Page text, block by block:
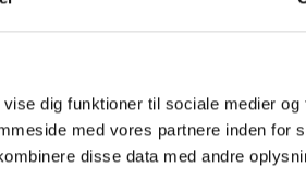
dig funktioner til sociale medier og
med vores partnere inden for
disse data med andre
Vil